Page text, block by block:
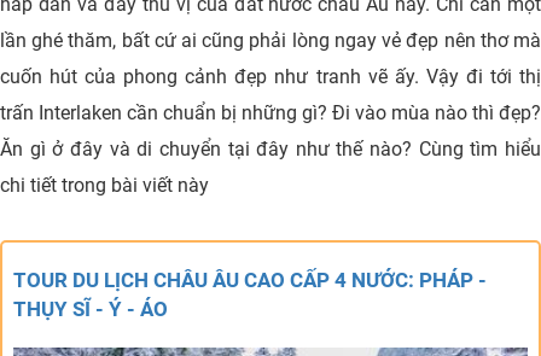
lần ghé thăm, bất cứ ai cũng phải lòng ngay vẻ đẹp nên thơ mà
cuốn hút của phong cảnh đẹp như tranh vẽ ấy. Vậy đi tới thị
trấn Interlaken cần chuẩn bị những gì? Đi vào mùa nào thì đẹp?
Ăn gì ở đây và di chuyển tại đây như thế nào? Cùng tìm hiểu
chi tiết trong bài viết này
TOUR DU LỊCH CHÂU ÂU CAO CẤP 4 NƯỚC: PHÁP -
THỤY SĨ - Ý - ÁO